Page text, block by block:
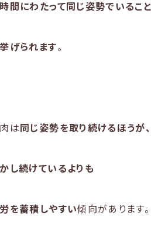
間にわたって同じ姿勢でいること
げられます。
は同じ姿勢を取り続けるほうが、
し続けているよりも
を蓄積しやすい傾向があります。